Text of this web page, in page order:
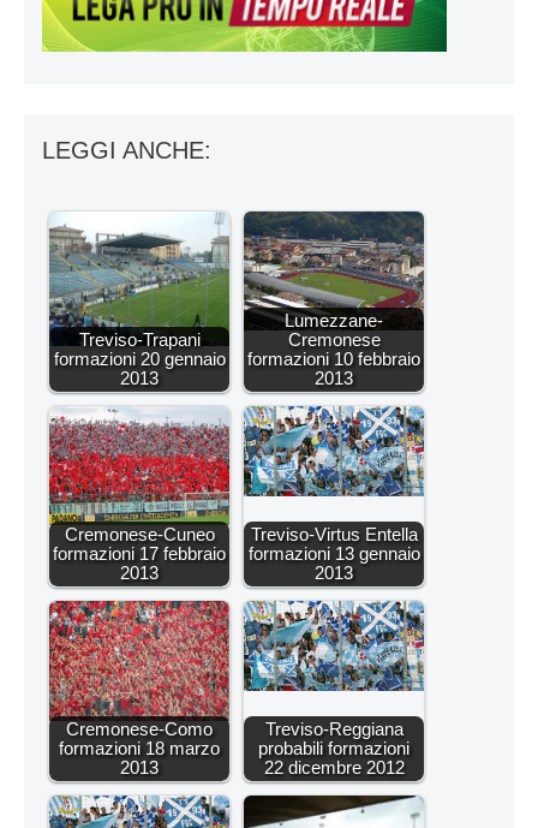
LEGGI ANCHE:
Treviso-Trapani
formazioni 20 gennaio
2013
Lumezzane-
Cremonese
formazioni 10 febbraio
2013
Cremonese-Cuneo
formazioni 17 febbraio
2013
Treviso-Virtus Entella
formazioni 13 gennaio
2013
Cremonese-Como
formazioni 18 marzo
2013
Treviso-Reggiana
probabili formazioni
22 dicembre 2012